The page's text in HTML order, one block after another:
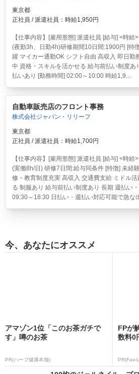
東京都
正社員 / 派遣社員：時給1,950円
【仕事内容】[雇用形態] 派遣社員 [給与] <時
(夜勤3h、日勤4h)研修期間10日間:1900円 [特
躍 マイカー通勤OK シフト自由 高収入 即日勤
中 資格・スキルを活かせる 給与前払い制度あ
払いあり [勤務時間] 02:00～10:00 時給1,9...
自動車販売店のフロント事務
株式会社ジャパン・リリーフ
東京都
正社員 / 派遣社員：時給1,700円
【仕事内容】[雇用形態] 派遣社員 [給与] <時
(実働8h/日) 研修7日間:給与同条件 [特徴] 未経
修・教育制度充実 高収入 交通費支給 ミドル
る 制服あり 給与前払い制度あり 長期 週払い
09:30～18:30 日払い・週払い対応可能で急な
今、あなたにオススメ
アマゾン1位「このお茶ガチで
す」噂のお茶
PR(ハーブ健康本舗)
FPが
数料0
PR(Fav-